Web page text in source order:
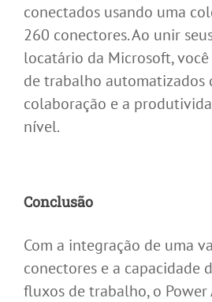
conectados usando uma
260 conectores. Ao unir
locatário da Microsoft,
de trabalho automatizados
colaboração e a
nível.
Conclusão
Com a integração de uma
conectores e a capacidade
fluxos de trabalho, o Power